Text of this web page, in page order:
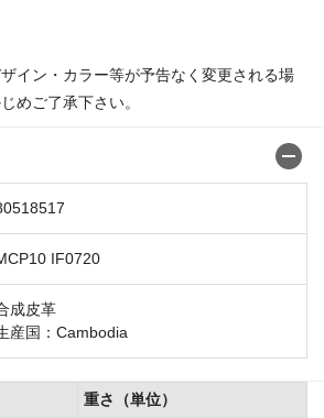
イン・カラー等が予告なく変更される場
めご了承下さい。
IF0720
成皮革
産国：Cambodia
重さ（単位）